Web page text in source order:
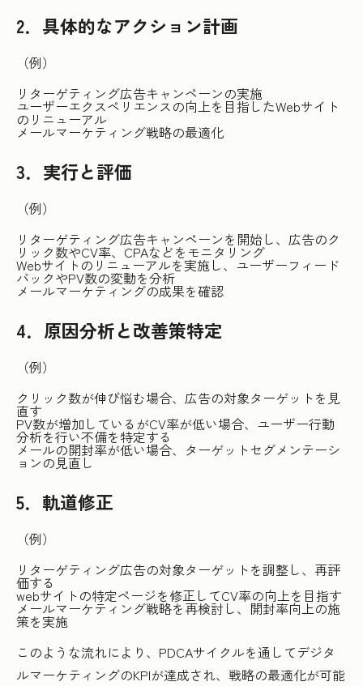
2．具体的なアクション計画
（例）
リターゲティング広告キャンペーンの実施
ユーザーエクスペリエンスの向上を目指したWebサイト
のリニューアル
メールマーケティング戦略の最適化
3．実行と評価
（例）
リターゲティング広告キャンペーンを開始し、広告のク
リック数やCV率、CPAなどをモニタリング
Webサイトのリニューアルを実施し、ユーザーフィード
バックやPV数の変動を分析
メールマーケティングの成果を確認
4．原因分析と改善策特定
（例）
クリック数が伸び悩む場合、広告の対象ターゲットを見
直す
PV数が増加しているがCV率が低い場合、ユーザー行動
分析を行い不備を特定する
メールの開封率が低い場合、ターゲットセグメンテーシ
ョンの見直し
5．軌道修正
（例）
リターゲティング広告の対象ターゲットを調整し、再評
価する
webサイトの特定ページを修正してCV率の向上を目指す
メールマーケティング戦略を再検討し、開封率向上の施
策を実施
このような流れにより、PDCAサイクルを通してデジタ
ルマーケティングのKPIが達成され、戦略の最適化が可能